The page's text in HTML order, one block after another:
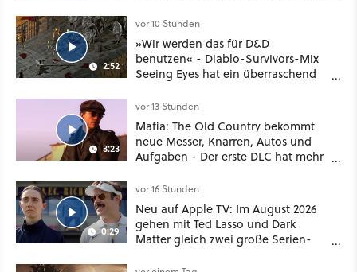
2:52
vor 10 Stunden
»Wir werden das für D&D
benutzen« - Diablo-Survivors-Mix
Seeing Eyes hat ein überraschend
3:23
vor 13 Stunden
Mafia: The Old Country bekommt
neue Messer, Knarren, Autos und
Aufgaben - Der erste DLC hat mehr
0:29
vor 16 Stunden
Neu auf Apple TV: Im August 2026
gehen mit Ted Lasso und Dark
Matter gleich zwei große Serien-